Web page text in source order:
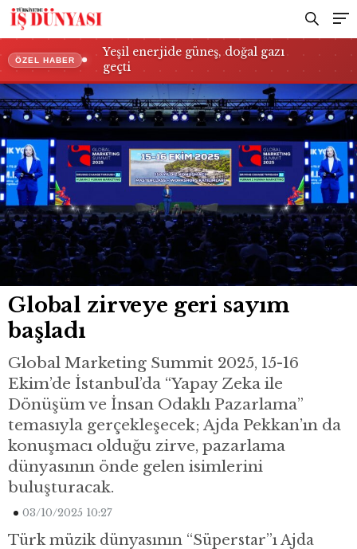
ÖZEL HABER
Yeşil enerjide güneş, doğal gazı
geçti
Global zirveye geri sayım
başladı
Global Marketing Summit 2025, 15-16
Ekim’de İstanbul’da “Yapay Zeka ile
Dönüşüm ve İnsan Odaklı Pazarlama”
temasıyla gerçekleşecek; Ajda Pekkan’ın da
konuşmacı olduğu zirve, pazarlama
dünyasının önde gelen isimlerini
buluşturacak.
03/10/2025 10:27
Türk müzik dünyasının “Süperstar”ı Ajda